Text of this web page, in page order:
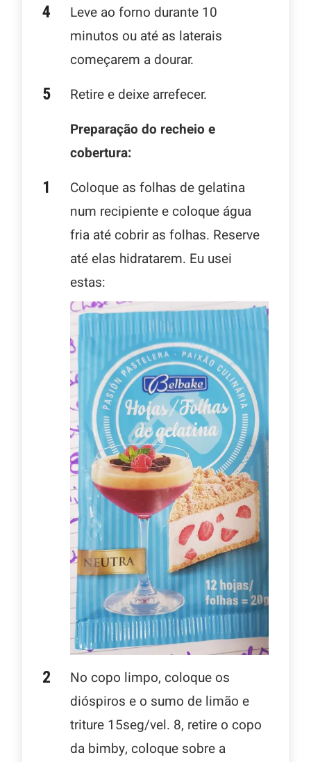
Leve ao forno durante 10
minutos ou até as laterais
começarem a dourar.
Retire e deixe arrefecer.
Preparação do recheio e
cobertura:
Coloque as folhas de gelatina
num recipiente e coloque água
fria até cobrir as folhas. Reserve
até elas hidratarem. Eu usei
estas:
No copo limpo, coloque os
dióspiros e o sumo de limão e
triture 15seg/vel. 8, retire o copo
da bimby, coloque sobre a